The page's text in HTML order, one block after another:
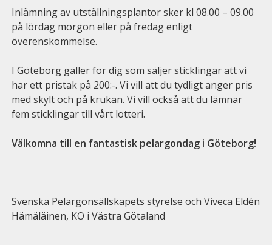
Inlämning av utställningsplantor sker kl 08.00 – 09.00
på lördag morgon eller på fredag enligt
överenskommelse.
I Göteborg gäller för dig som säljer sticklingar att vi
har ett pristak på 200:-. Vi vill att du tydligt anger pris
med skylt och på krukan. Vi vill också att du lämnar
fem sticklingar till vårt lotteri.
Välkomna till en fantastisk pelargondag i Göteborg!
Svenska Pelargonsällskapets styrelse och Viveca Eldén
Hämäläinen, KO i Västra Götaland